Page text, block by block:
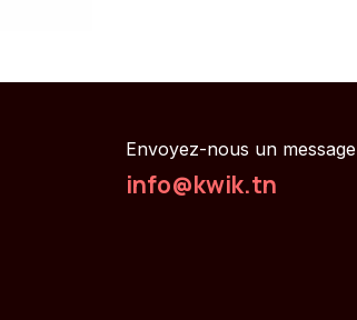
Envoyez-nous un message
info@kwik.tn